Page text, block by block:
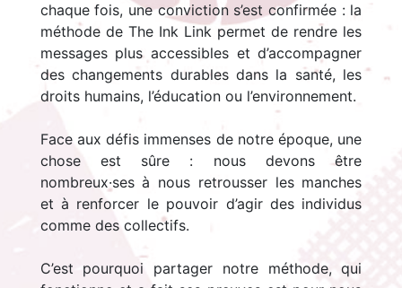
chaque fois, une conviction s’est confirmée : la
méthode de The Ink Link permet de rendre les
messages plus accessibles et d’accompagner
des changements durables dans la santé, les
droits humains, l’éducation ou l’environnement.
Face aux défis immenses de notre époque, une
chose est sûre : nous devons être
nombreux·ses à nous retrousser les manches
et à renforcer le pouvoir d’agir des individus
comme des collectifs.
C’est pourquoi partager notre méthode, qui